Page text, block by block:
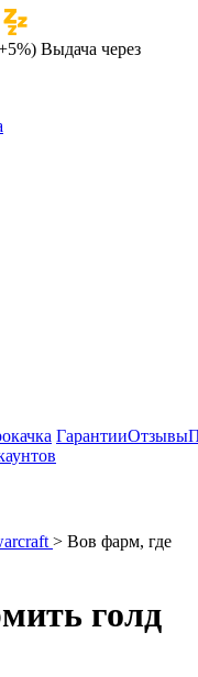
Выдача через
ГарантииОтзывы
> Вов фарм, где
голд